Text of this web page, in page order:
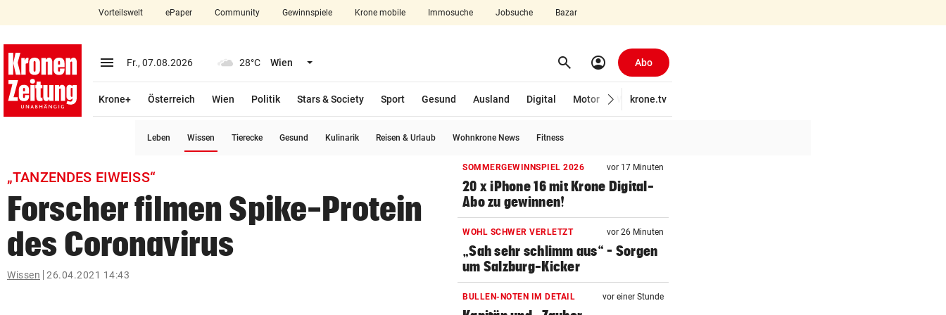
closeSchließen
account_circle Anmelden
arrow_right
arrow_right
bookmark
search
Suchbegriff
eingeben
Vorteilswelt ePaper Community Gewinnspiele Krone mobile Immosuche Jobsuche Bazar
menu Menü aufklappen
Fr., 07.08.2026 28°C Wien Menü aufklappen search Suchen
account_circle Abo
Krone+ Österreich Wien Politik Stars & Society Sport Gesund Ausland Digital Motor Wirtschaft
krone.tv
Leben Wissen Tierecke Gesund Kulinarik Reisen & Urlaub Wohnkrone News Fitness
„TANZENDES EIWEISS“
Forscher filmen Spike-Protein
des Coronavirus
Wissen 26.04.2021 14:43
SOMMERGEWINNSPIEL 2026 vor 17 Minuten
20 x iPhone 16 mit Krone Digital-
Abo zu gewinnen!
WOHL SCHWER VERLETZT vor 26 Minuten
„Sah sehr schlimm aus“ – Sorgen
um Salzburg-Kicker
BULLEN-NOTEN IM DETAIL vor einer Stunde